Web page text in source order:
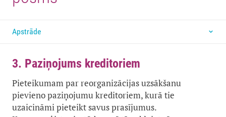
Apstrāde
3. Paziņojums kreditoriem
Pieteikumam par reorganizācijas uzsākšanu
pievieno paziņojumu kreditoriem, kurā tie
uzaicināmi pieteikt savus prasījumus.